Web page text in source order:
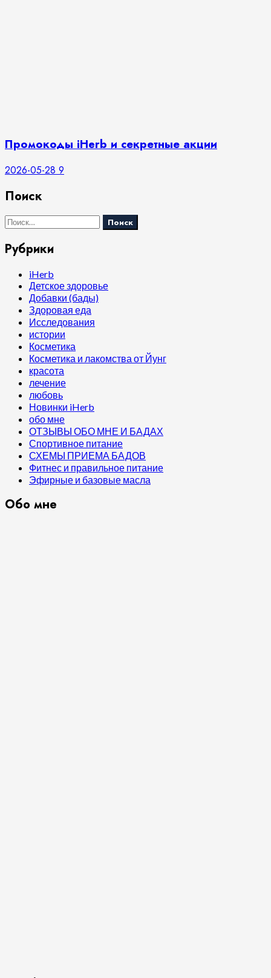
Промокоды iHerb и секретные акции
2026-05-28 9
Поиск
Найти:
Рубрики
iHerb
Детское здоровье
Добавки (бады)
Здоровая еда
Исследования
истории
Косметика
Косметика и лакомства от Йунг
красота
лечение
любовь
Новинки iHerb
обо мне
ОТЗЫВЫ ОБО МНЕ И БАДАХ
Спортивное питание
СХЕМЫ ПРИЕМА БАДОВ
Фитнес и правильное питание
Эфирные и базовые масла
Обо мне